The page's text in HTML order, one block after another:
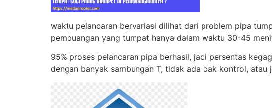
waktu pelancaran bervariasi dilihat dari problem pipa
pembuangan yang tumpat hanya dalam waktu 30-45
95% proses pelancaran pipa berhasil, jadi persentas
dengan banyak sambungan T, tidak ada bak kontrol, atau